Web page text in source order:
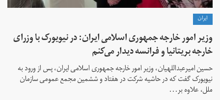
ايران
وزیر امور خارجه جمهوری اسلامی ایران: در نیویورک با وزرای
خارجه بریتانیا و فرانسه دیدار می‌کنم
حسین امیرعبداللهیان، وزیر امور خارجه جمهوری اسلامی ایران، پس از ورود به
نیویورک گفت که در حاشیه شرکت در هفتاد و ششمین مجمع عمومی سازمان
ملل، علاوه بر...